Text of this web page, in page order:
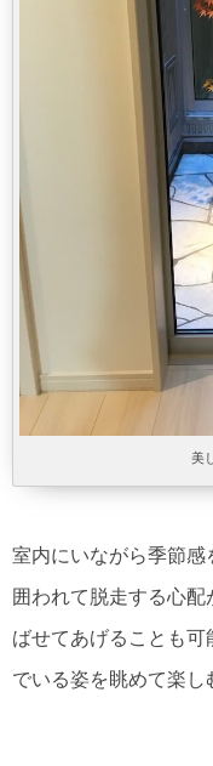
美
室内にいながら季節感
囲われて脱走する心
ばせてあげることも
でいる姿を眺めて楽し